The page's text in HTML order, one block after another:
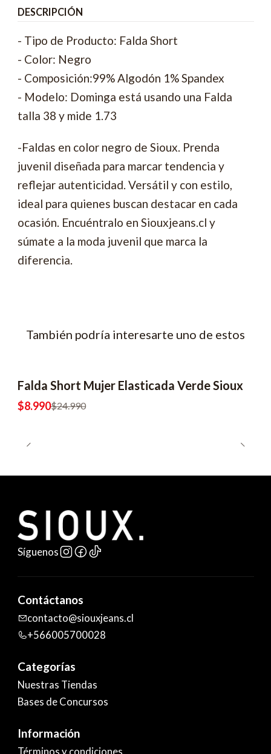
DESCRIPCIÓN
- Tipo de Producto: Falda Short
- Color: Negro
- Composición:99% Algodón 1% Spandex
- Modelo: Dominga está usando una Falda
talla 38 y mide 1.73
-Faldas en color negro de Sioux. Prenda
juvenil diseñada para marcar tendencia y
reflejar autenticidad. Versátil y con estilo,
ideal para quienes buscan destacar en cada
ocasión. Encuéntralo en Siouxjeans.cl y
súmate a la moda juvenil que marca la
diferencia.
También podría interesarte uno de estos
-64% OFF
Falda Short Mujer Elasticada Verde Sioux
$8.990$24.990
Síguenos
Contáctanos
contacto@siouxjeans.cl
+566005700028
Categorías
Nuestras Tiendas
Bases de Concursos
Información
Términos y condiciones